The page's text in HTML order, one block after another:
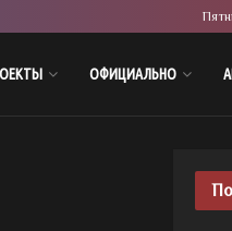
ОФИЦИАЛЬНО